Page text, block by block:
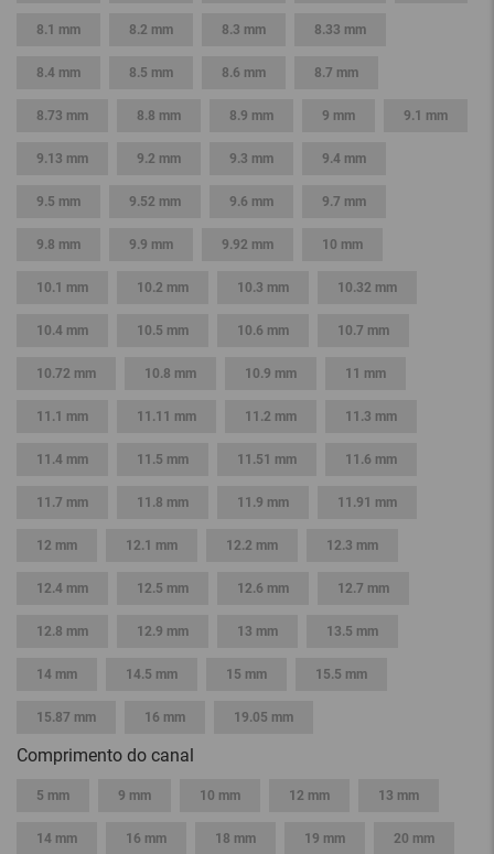
8.1 mm 8.2 mm 8.3 mm 8.33 mm
8.4 mm 8.5 mm 8.6 mm 8.7 mm
8.73 mm 8.8 mm 8.9 mm 9 mm 9.1 mm
9.13 mm 9.2 mm 9.3 mm 9.4 mm
9.5 mm 9.52 mm 9.6 mm 9.7 mm
9.8 mm 9.9 mm 9.92 mm 10 mm
10.1 mm 10.2 mm 10.3 mm 10.32 mm
10.4 mm 10.5 mm 10.6 mm 10.7 mm
10.72 mm 10.8 mm 10.9 mm 11 mm
11.1 mm 11.11 mm 11.2 mm 11.3 mm
11.4 mm 11.5 mm 11.51 mm 11.6 mm
11.7 mm 11.8 mm 11.9 mm 11.91 mm
12 mm 12.1 mm 12.2 mm 12.3 mm
12.4 mm 12.5 mm 12.6 mm 12.7 mm
12.8 mm 12.9 mm 13 mm 13.5 mm
14 mm 14.5 mm 15 mm 15.5 mm
15.87 mm 16 mm 19.05 mm
Comprimento do canal
5 mm 9 mm 10 mm 12 mm 13 mm
14 mm 16 mm 18 mm 19 mm 20 mm